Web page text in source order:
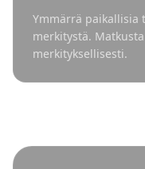
Ymmärrä paikallisia
merkitystä.
merkityksellisesti.